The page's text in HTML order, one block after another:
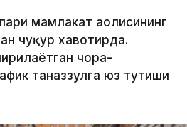
мамлакат аҳолисининг
чуқур хавотирда.
чора-
таназзулга юз тутиши